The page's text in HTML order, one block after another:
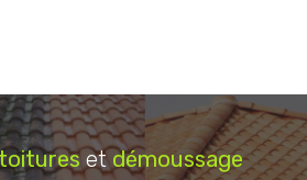
et démoussage